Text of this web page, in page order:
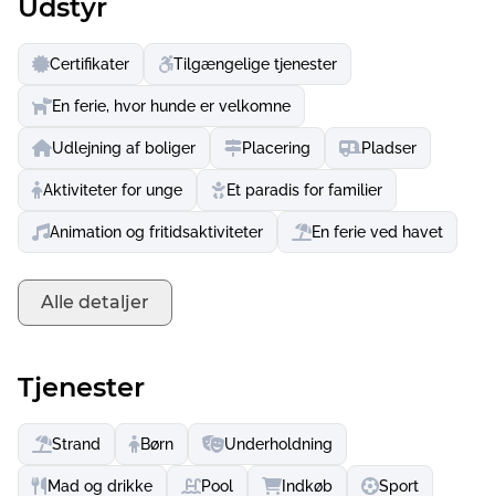
Udstyr
Certifikater Tilgængelige tjenester
En ferie, hvor hunde er velkomne
Udlejning af boliger Placering Pladser
Aktiviteter for unge Et paradis for familier
Animation og fritidsaktiviteter En ferie ved havet
Alle detaljer
Tjenester
Strand Børn Underholdning
Mad og drikke Pool Indkøb Sport